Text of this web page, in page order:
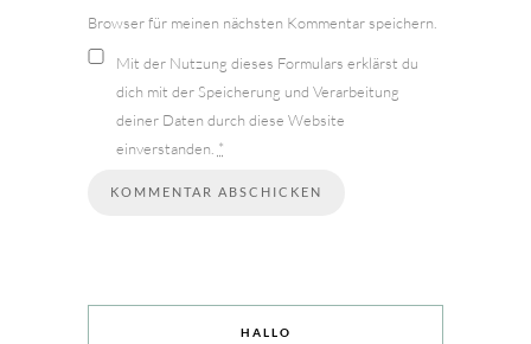
Browser für meinen nächsten Kommentar speichern.
Mit der Nutzung dieses Formulars erklärst du
dich mit der Speicherung und Verarbeitung
deiner Daten durch diese Website
einverstanden. *
HALLO